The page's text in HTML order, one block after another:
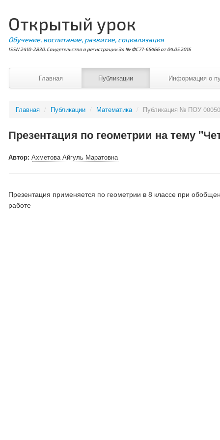
Открытый урок
Обучение, воспитание, развитие, социализация
ISSN 2410-2830. Свидетельство о регистрации Эл № ФС77-65466 от 04.05.2016
Главная Публикации Информация о
Главная / Публикации / Математика / Публикация № ПОУ
Презентация по геометрии на тему
Автор:Ахметова Айгуль Маратовна
Презентация применяется по геометрии в 8 классе при
работе